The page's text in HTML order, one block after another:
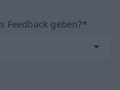
Feedback geben?*